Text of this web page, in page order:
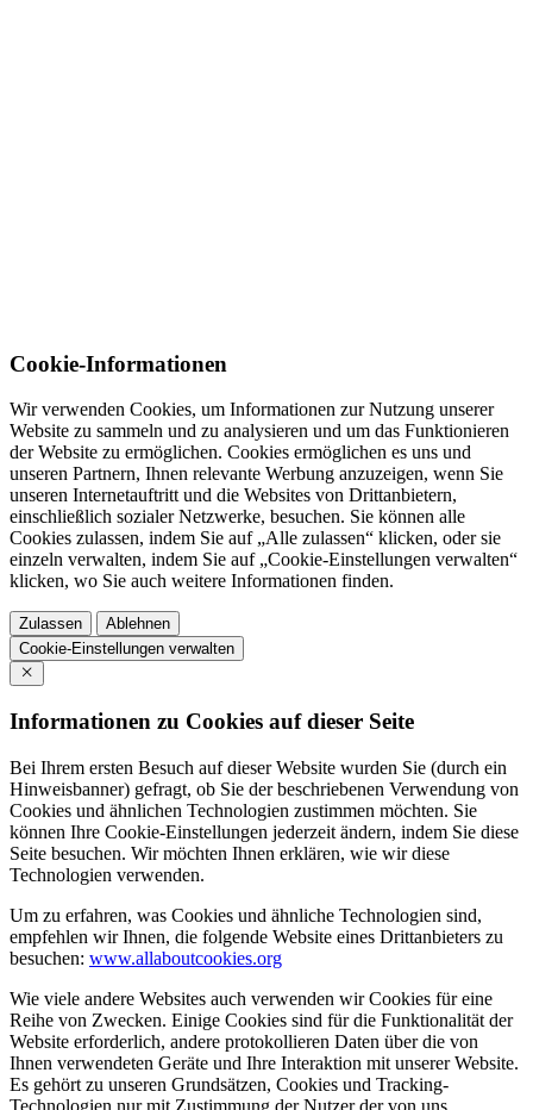
Cookie-Informationen
Wir verwenden Cookies, um Informationen zur Nutzung unserer
Website zu sammeln und zu analysieren und um das Funktionieren
der Website zu ermöglichen. Cookies ermöglichen es uns und
unseren Partnern, Ihnen relevante Werbung anzuzeigen, wenn Sie
unseren Internetauftritt und die Websites von Drittanbietern,
einschließlich sozialer Netzwerke, besuchen. Sie können alle
Cookies zulassen, indem Sie auf „Alle zulassen“ klicken, oder sie
einzeln verwalten, indem Sie auf „Cookie-Einstellungen verwalten“
klicken, wo Sie auch weitere Informationen finden.
Zulassen
Ablehnen
Cookie-Einstellungen verwalten
Informationen zu Cookies auf dieser Seite
Bei Ihrem ersten Besuch auf dieser Website wurden Sie (durch ein
Hinweisbanner) gefragt, ob Sie der beschriebenen Verwendung von
Cookies und ähnlichen Technologien zustimmen möchten. Sie
können Ihre Cookie-Einstellungen jederzeit ändern, indem Sie diese
Seite besuchen. Wir möchten Ihnen erklären, wie wir diese
Technologien verwenden.
Um zu erfahren, was Cookies und ähnliche Technologien sind,
empfehlen wir Ihnen, die folgende Website eines Drittanbieters zu
besuchen: www.allaboutcookies.org
Wie viele andere Websites auch verwenden wir Cookies für eine
Reihe von Zwecken. Einige Cookies sind für die Funktionalität der
Website erforderlich, andere protokollieren Daten über die von
Ihnen verwendeten Geräte und Ihre Interaktion mit unserer Website.
Es gehört zu unseren Grundsätzen, Cookies und Tracking-
Technologien nur mit Zustimmung der Nutzer der von uns